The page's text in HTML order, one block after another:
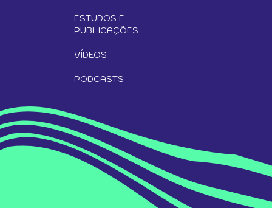
ESTUDOS E
PUBLICAÇÕES
VÍDEOS
PODCASTS